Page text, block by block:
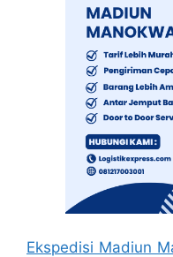
Ekspedisi Madiun